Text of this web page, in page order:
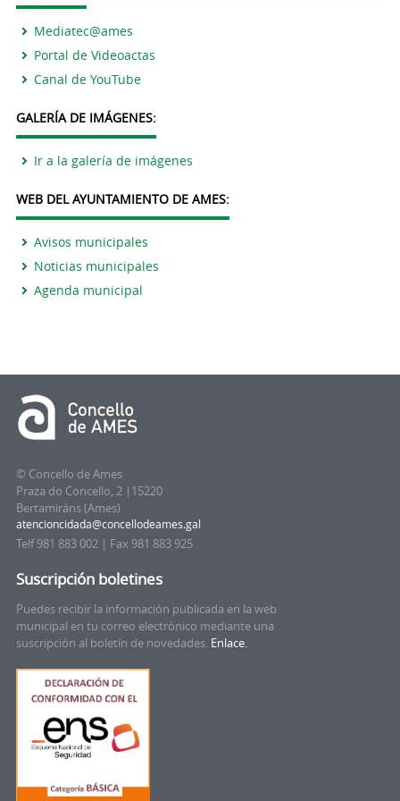
Mediatec@ames
Portal de Videoactas
Canal de YouTube
GALERÍA DE IMÁGENES:
Ir a la galería de imágenes
WEB DEL AYUNTAMIENTO DE AMES:
Avisos municipales
Noticias municipales
Agenda municipal
© Concello de Ames
Praza do Concello, 2 |15220
Bertamiráns (Ames)
Telf 981 883 002 | Fax 981 883 925
Suscripción boletines
Puedes recibir la información publicada en la web
municipal en tu correo electrónico mediante una
suscripción al boletín de novedades. Enlace.